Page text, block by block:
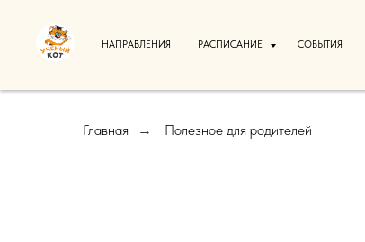
НАПРАВЛЕНИЯ РАСПИСАНИЕ СОБЫТИЯ
Главная → Полезное для родителей